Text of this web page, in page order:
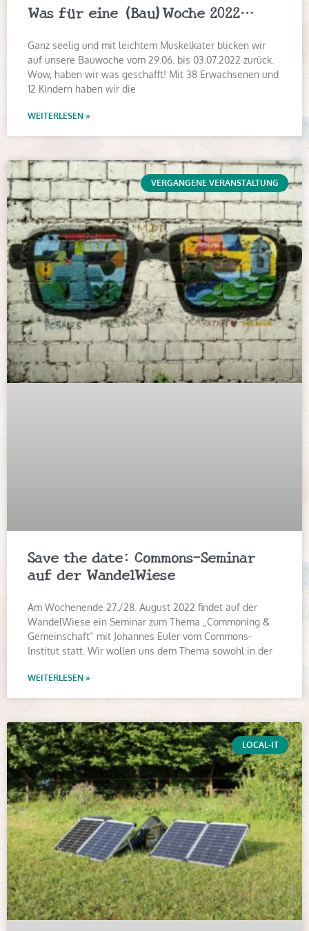
Was für eine (Bau)Woche 2022…
Ganz seelig und mit leichtem Muskelkater blicken wir
auf unsere Bauwoche vom 29.06. bis 03.07.2022 zurück.
Wow, haben wir was geschafft! Mit 38 Erwachsenen und
12 Kindern haben wir die
WEITERLESEN »
VERGANGENE VERANSTALTUNG
Save the date: Commons-Seminar
auf der WandelWiese
Am Wochenende 27./28. August 2022 findet auf der
WandelWiese ein Seminar zum Thema „Commoning &
Gemeinschaft“ mit Johannes Euler vom Commons-
Institut statt. Wir wollen uns dem Thema sowohl in der
WEITERLESEN »
LOCAL-IT